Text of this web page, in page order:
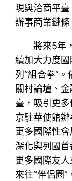
現與洽商平
辦事商業鏈條
將來5年
續加大力度
列“組合拳”
關村論壇、
臺，吸引更
京駐華使館
更多國際性
深化與列國首
更多國際友
來往“伴侶圈”